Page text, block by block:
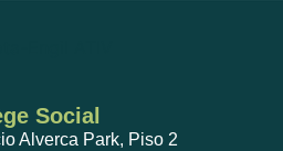
Social
Alverca Park, Piso 2